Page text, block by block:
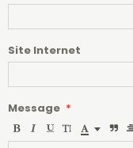
Site Internet
Message